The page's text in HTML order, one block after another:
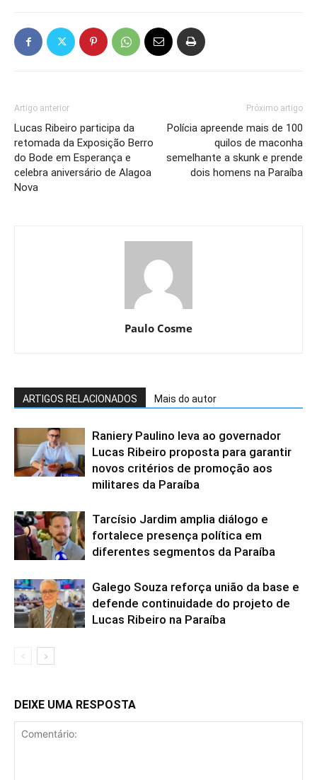
Artigo anterior
Lucas Ribeiro participa da
retomada da Exposição Berro
do Bode em Esperança e
celebra aniversário de Alagoa
Nova
Próximo artigo
Polícia apreende mais de 100
quilos de maconha
semelhante a skunk e prende
dois homens na Paraíba
Paulo Cosme
ARTIGOS RELACIONADOS Mais do autor
Raniery Paulino leva ao governador
Lucas Ribeiro proposta para garantir
novos critérios de promoção aos
militares da Paraíba
Tarcísio Jardim amplia diálogo e
fortalece presença política em
diferentes segmentos da Paraíba
Galego Souza reforça união da base e
defende continuidade do projeto de
Lucas Ribeiro na Paraíba
DEIXE UMA RESPOSTA